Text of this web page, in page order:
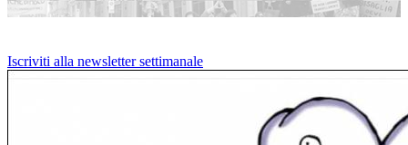
Iscriviti alla newsletter settimanale